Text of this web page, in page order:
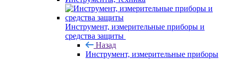
Инструмент, измерительные приборы и
средства защиты
Назад
Инструмент, измерительные приборы